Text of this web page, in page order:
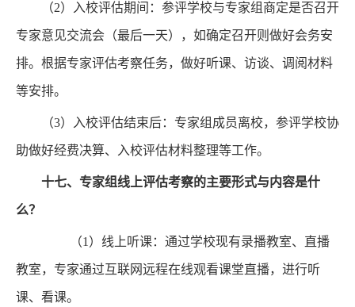
（2）入校评估期间：参评学校与专家组商定是否召开
专家意见交流会（最后一天），如确定召开则做好会务安
排。根据专家评估考察任务，做好听课、访谈、调阅材料
等安排。
（3）入校评估结束后：专家组成员离校，参评学校协
助做好经费决算、入校评估材料整理等工作。
十七、 专家组线上评估考察的主要形式与内容是什
么？
（1）线上听课：通过学校现有录播教室、直播
教室，专家通过互联网远程在线观看课堂直播，进行听
课、看课。